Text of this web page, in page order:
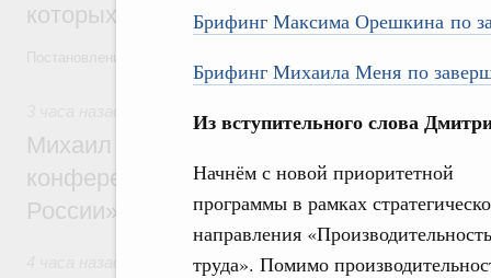
Брифинг Максима Орешкина по
Брифинг Михаила Меня по
Из вступительного слова
Начнём с новой приоритетной
программы в рамках
направления «Производительность
труда». Помимо
которых освобождаются от НДФЛ
Михаил Мишустин дал поручения по
конференции «Цифровая индустрия
России»
Спорт высших достижений и массовый